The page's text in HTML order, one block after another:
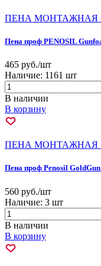
ПЕНА МОНТАЖНАЯ
Пена проф PENOSIL
465 руб./шт
Наличие: 1161 шт
В наличии
В корзину
ПЕНА МОНТАЖНАЯ
Пена проф Penosil
560 руб./шт
Наличие: 3 шт
В наличии
В корзину